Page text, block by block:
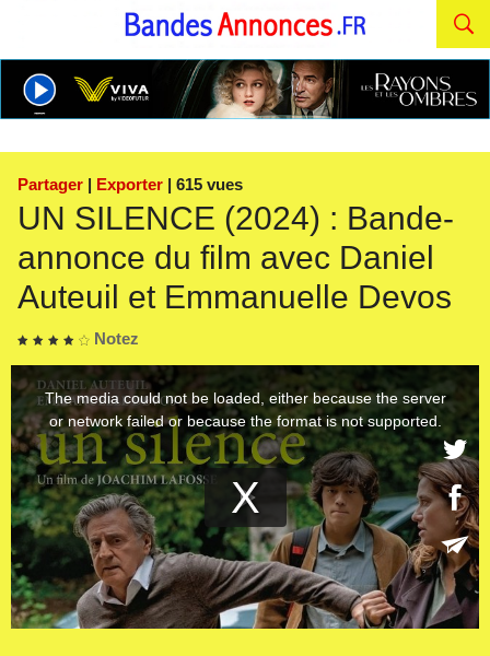
Partager | Exporter | 615 vues
UN SILENCE (2024) : Bande-
annonce du film avec Daniel
Auteuil et Emmanuelle Devos
Notez